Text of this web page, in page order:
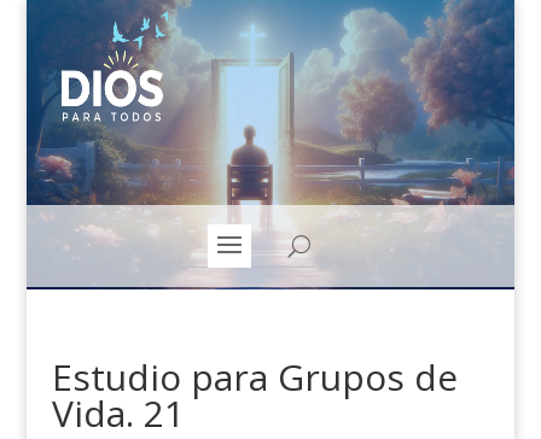
Estudio para Grupos de
Vida. 21